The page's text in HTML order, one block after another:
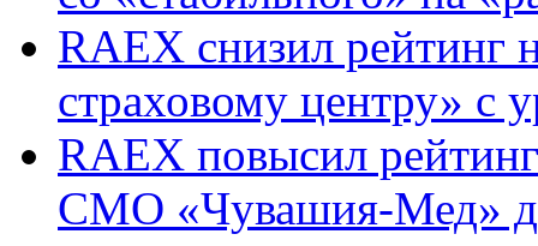
RAEX снизил рейтинг
страховому центру» с
RAEX повысил
СМО «Чувашия-Мед»